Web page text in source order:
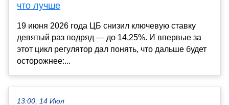
что лучше
19 июня 2026 года ЦБ снизил ключевую ставку
девятый раз подряд — до 14,25%. И впервые за
этот цикл регулятор дал понять, что дальше будет
осторожнее:...
13:00, 14 Июл